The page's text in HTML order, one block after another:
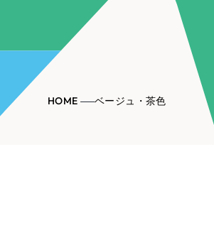
業務代行、採用の仕組み作り支
人材紹介サービス
型ハイクラス人材紹介（岐阜・愛
工数管理ツール
HOME ベージュ・茶色